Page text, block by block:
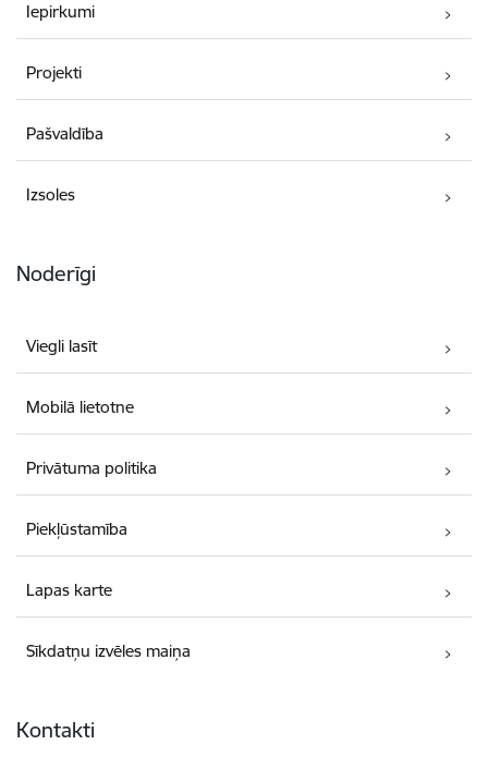
Iepirkumi
Projekti
Pašvaldība
Izsoles
Noderīgi
Viegli lasīt
Mobilā lietotne
Privātuma politika
Piekļūstamība
Lapas karte
Sīkdatņu izvēles maiņa
Kontakti